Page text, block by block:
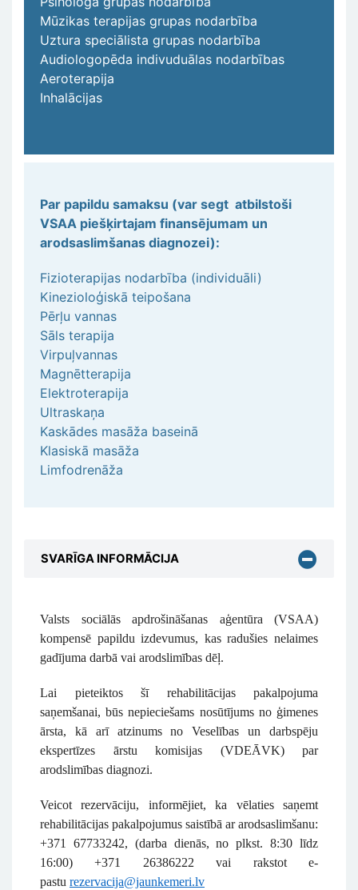
Mūzikas terapijas grupas nodarbība
Uztura speciālista grupas nodarbība
Audiologopēda indivuduālas nodarbības
Aeroterapija
Inhalācijas
Par papildu samaksu (var segt atbilstoši
VSAA piešķirtajam finansējumam un
arodsaslimšanas diagnozei):
Fizioterapijas nodarbība (individuāli)
Kinezioloģiskā teipošana
Pērļu vannas
Sāls terapija
Virpuļvannas
Magnētterapija
Elektroterapija
Ultraskaņa
Kaskādes masāža baseinā
Klasiskā masāža
Limfodrenāža
SVARĪGA INFORMĀCIJA
Valsts sociālās apdrošināšanas aģentūra (VSAA)
kompensē papildu izdevumus, kas radušies nelaimes
gadījuma darbā vai arodslimības dēļ.
Lai pieteiktos šī rehabilitācijas pakalpojuma
saņemšanai, būs nepieciešams nosūtījums no ģimenes
ārsta, kā arī atzinums no Veselības un darbspēju
ekspertīzes ārstu komisijas (VDEĀVK) par
arodslimības diagnozi.
Veicot rezervāciju, informējiet, ka vēlaties saņemt
rehabilitācijas pakalpojumus saistībā ar arodsaslimšanu:
+371 67733242, (darba dienās, no plkst. 8:30 līdz
16:00) +371 26386222 vai rakstot e-
pastu rezervacija@jaunkemeri.lv